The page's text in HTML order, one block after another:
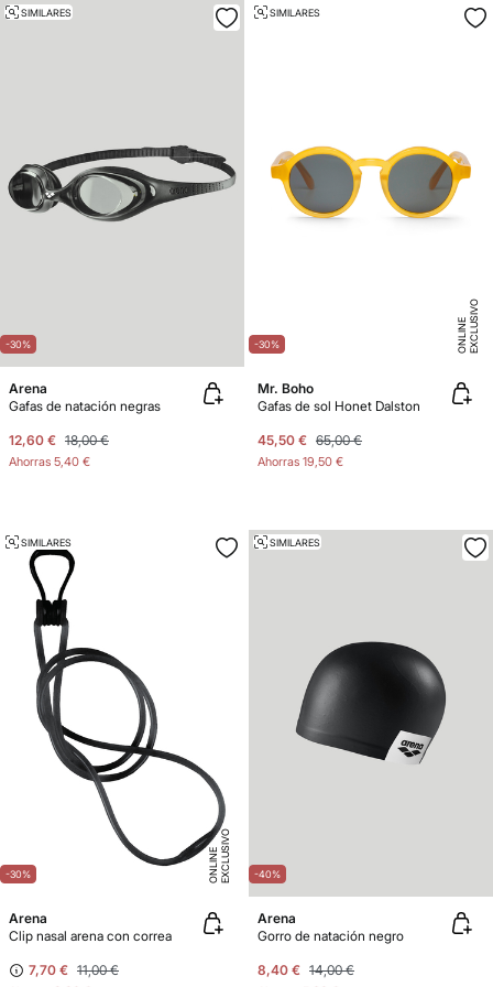
-30%
SIMILARES
Arena
Gafas de natación negras
12,60 € 18,00 €
Ahorras 5,40 €
-30% E
X
C
L
U
SI
V
O
O
N
LI
N
E
SIMILARES
Mr. Boho
Gafas de sol Honet Dalston
45,50 € 65,00 €
Ahorras 19,50 €
-30% E
X
C
L
U
SI
V
O
O
N
LI
N
E
SIMILARES
Arena
Clip nasal arena con correa
7,70 € 11,00 €
-40%
SIMILARES
Arena
Gorro de natación negro
8,40 € 14,00 €